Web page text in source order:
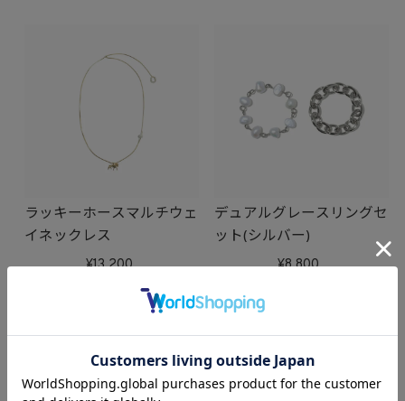
ラッキーホースマルチウェ
イネックレス
13,200
デュアルグレースリングセ
ット(シルバー)
8,800